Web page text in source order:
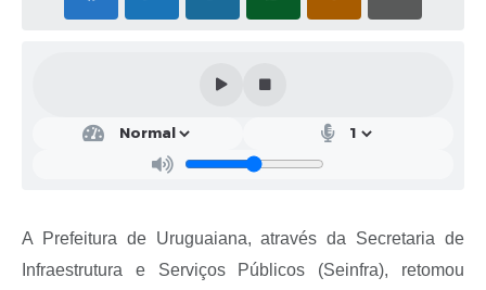
Contas Públicas
A Prefeitura de Uruguaiana, através da Secretaria de
Infraestrutura e Serviços Públicos (Seinfra), retomou